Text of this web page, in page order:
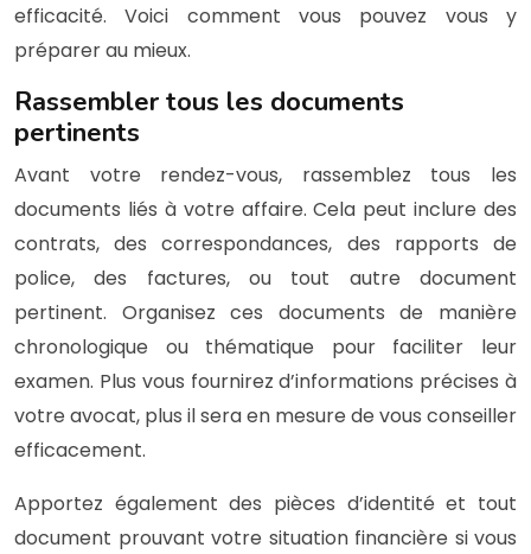
efficacité. Voici comment vous pouvez vous y
préparer au mieux.
Rassembler tous les documents
pertinents
Avant votre rendez-vous, rassemblez tous les
documents liés à votre affaire. Cela peut inclure des
contrats, des correspondances, des rapports de
police, des factures, ou tout autre document
pertinent. Organisez ces documents de manière
chronologique ou thématique pour faciliter leur
examen. Plus vous fournirez d’informations précises à
votre avocat, plus il sera en mesure de vous conseiller
efficacement.
Apportez également des pièces d’identité et tout
document prouvant votre situation financière si vous